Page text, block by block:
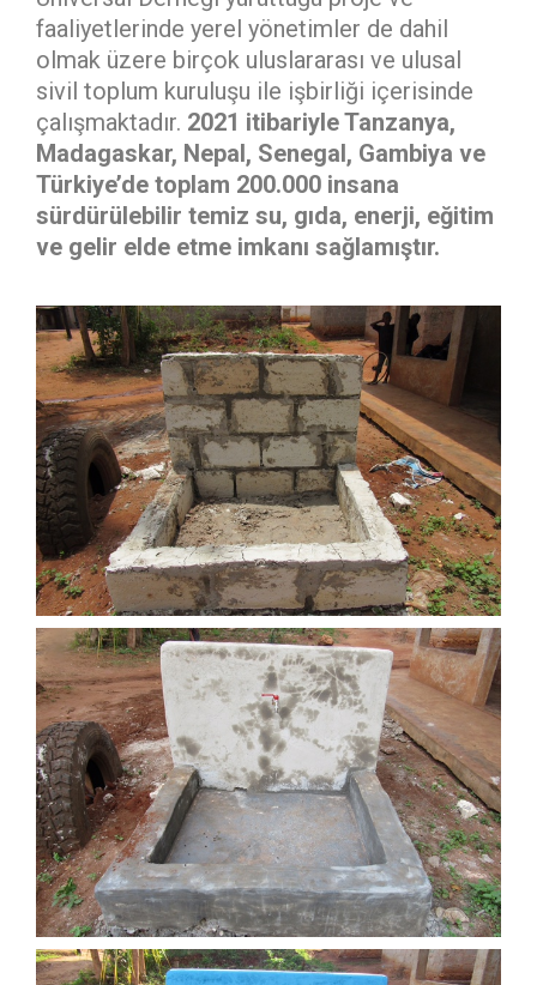
faaliyetlerinde yerel yönetimler de dahil
olmak üzere birçok uluslararası ve ulusal
sivil toplum kuruluşu ile işbirliği içerisinde
çalışmaktadır. 2021 itibariyle Tanzanya,
Madagaskar, Nepal, Senegal, Gambiya ve
Türkiye’de toplam 200.000 insana
sürdürülebilir temiz su, gıda, enerji, eğitim
ve gelir elde etme imkanı sağlamıştır.